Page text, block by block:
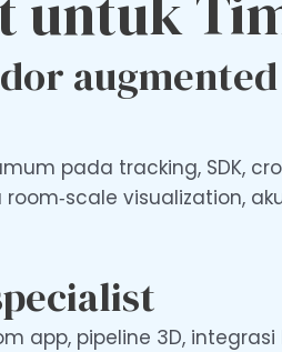
pada tracking, SDK,
visualization,
app, pipeline 3D, integrasi